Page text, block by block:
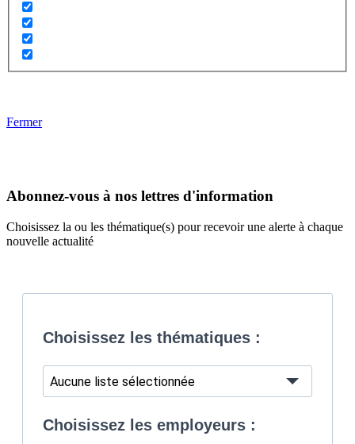
Fermer
Abonnez-vous à nos lettres d'information
Choisissez la ou les thématique(s) pour recevoir une alerte à chaque
nouvelle actualité